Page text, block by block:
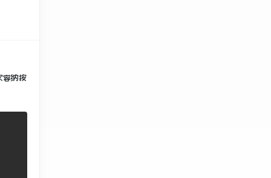
容纳按